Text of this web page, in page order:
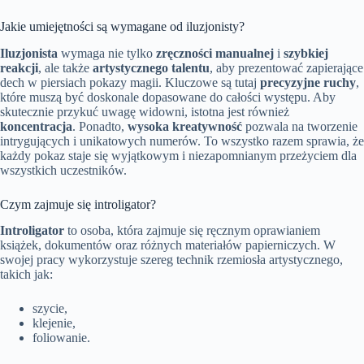
Jakie umiejętności są wymagane od iluzjonisty?
Iluzjonista wymaga nie tylko zręczności manualnej i szybkiej
reakcji, ale także artystycznego talentu, aby prezentować zapierające
dech w piersiach pokazy magii. Kluczowe są tutaj precyzyjne ruchy,
które muszą być doskonale dopasowane do całości występu. Aby
skutecznie przykuć uwagę widowni, istotna jest również
koncentracja. Ponadto, wysoka kreatywność pozwala na tworzenie
intrygujących i unikatowych numerów. To wszystko razem sprawia, że
każdy pokaz staje się wyjątkowym i niezapomnianym przeżyciem dla
wszystkich uczestników.
Czym zajmuje się introligator?
Introligator to osoba, która zajmuje się ręcznym oprawianiem
książek, dokumentów oraz różnych materiałów papierniczych. W
swojej pracy wykorzystuje szereg technik rzemiosła artystycznego,
takich jak:
szycie,
klejenie,
foliowanie.